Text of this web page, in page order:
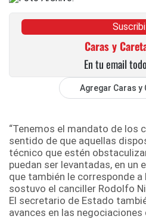
Caras y
En tu email
Agregar Caras y
“Tenemos el mandato de los
sentido de que aquellas
técnico que estén
puedan ser levantadas, en un
que también le corresponde a
sostuvo el canciller Rodolfo
El secretario de Estado
avances en las negociaciones